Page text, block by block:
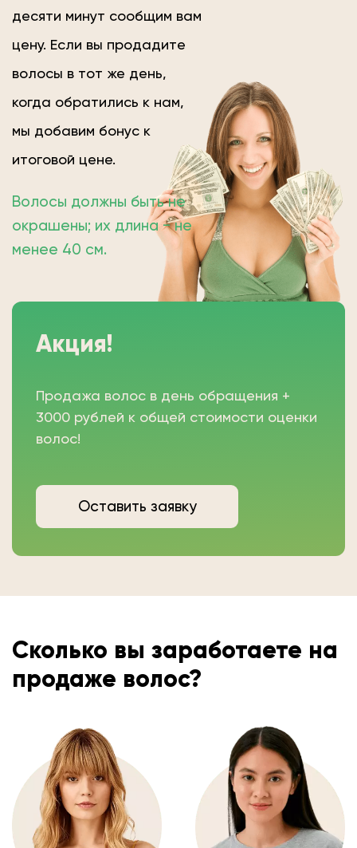
десяти минут сообщим вам
цену. Если вы продадите
волосы в тот же день,
когда обратились к нам,
мы добавим бонус к
итоговой цене.
Волосы должны быть не
окрашены; их длина − не
менее 40 см.
Акция!
Продажа волос в день обращения +
3000 рублей к общей стоимости оценки
волос!
Оставить заявку
Сколько вы заработаете на
продаже волос?